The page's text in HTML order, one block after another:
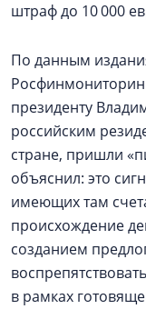
штраф до 10 000
По данным
президенту
российским
стране, пришли
объяснил: это
имеющих там
происхождение
созданием
в рамках